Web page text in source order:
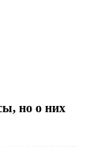
но о них